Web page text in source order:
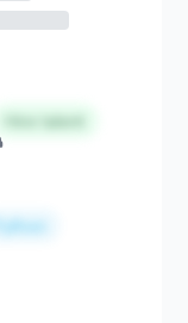
Hire talent
Python